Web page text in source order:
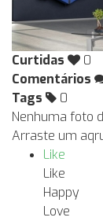
Curtidas
0
Comentários
Tags
0
Nenhuma foto
Arraste um
Like
Like
Happy
Love